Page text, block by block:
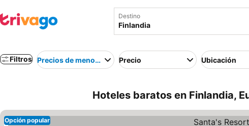
Destino
Filtros Precios de menor a mayorPrecio Ubicación
Hoteles baratos en Finlandia,
Opción popular